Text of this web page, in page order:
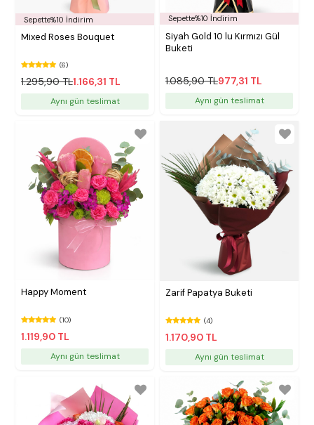
Sepette%10 İndirim
Mixed Roses Bouquet
(6)
1.295,90 TL1.166,31 TL
Aynı gün teslimat
Sepette%10 İndirim
Siyah Gold 10 lu Kırmızı Gül
Buketi
1.085,90 TL977,31 TL
Aynı gün teslimat
Happy Moment
(10)
1.119,90 TL
Aynı gün teslimat
Zarif Papatya Buketi
(4)
1.170,90 TL
Aynı gün teslimat